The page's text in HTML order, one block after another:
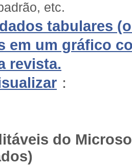
etc.
tabulares
em um gráfico
revista.
：
do